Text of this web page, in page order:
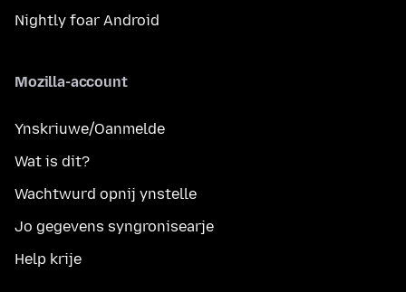
Nightly foar Android
Mozilla-account
Ynskriuwe/Oanmelde
Wat is dit?
Wachtwurd opnij ynstelle
Jo gegevens syngronisearje
Help krije